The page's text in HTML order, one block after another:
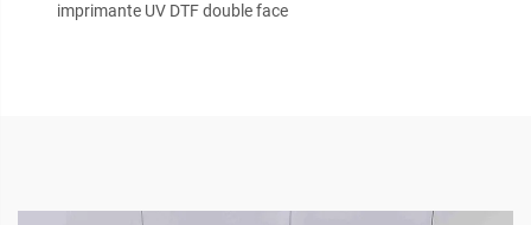
imprimante UV DTF double face